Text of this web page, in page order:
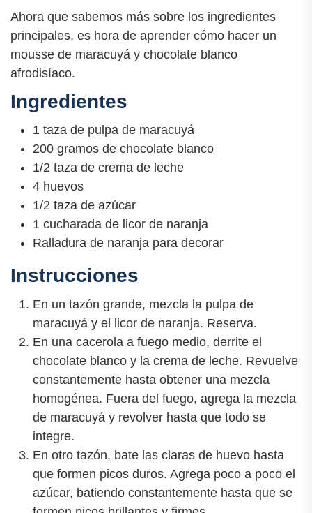
Ahora que sabemos más sobre los ingredientes
principales, es hora de aprender cómo hacer un
mousse de maracuyá y chocolate blanco
afrodisíaco.
Ingredientes
1 taza de pulpa de maracuyá
200 gramos de chocolate blanco
1/2 taza de crema de leche
4 huevos
1/2 taza de azúcar
1 cucharada de licor de naranja
Ralladura de naranja para decorar
Instrucciones
En un tazón grande, mezcla la pulpa de
maracuyá y el licor de naranja. Reserva.
En una cacerola a fuego medio, derrite el
chocolate blanco y la crema de leche. Revuelve
constantemente hasta obtener una mezcla
homogénea. Fuera del fuego, agrega la mezcla
de maracuyá y revolver hasta que todo se
integre.
En otro tazón, bate las claras de huevo hasta
que formen picos duros. Agrega poco a poco el
azúcar, batiendo constantemente hasta que se